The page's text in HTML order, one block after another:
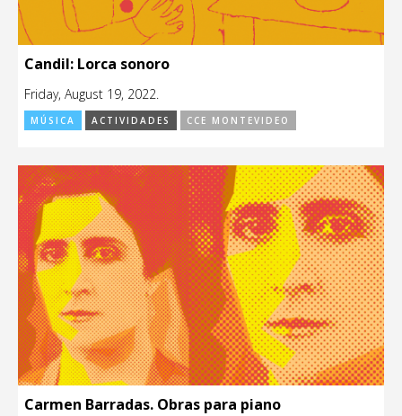
Candil: Lorca sonoro
Friday, August 19, 2022.
MÚSICA ACTIVIDADES CCE MONTEVIDEO
Carmen Barradas. Obras para piano